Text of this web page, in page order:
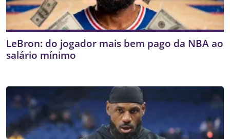
LeBron: do jogador mais bem pago da NBA ao
salário mínimo